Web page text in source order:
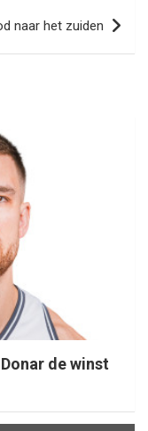
naar het zuiden
de winst